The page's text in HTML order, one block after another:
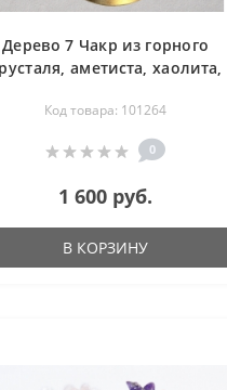
Дерево 7 Чакр из горного
аметиста, хаолита,
глаза, сердолика, коралла -
дерево счастья
Код товара: 101264
0
1 600 руб.
В КОРЗИНУ